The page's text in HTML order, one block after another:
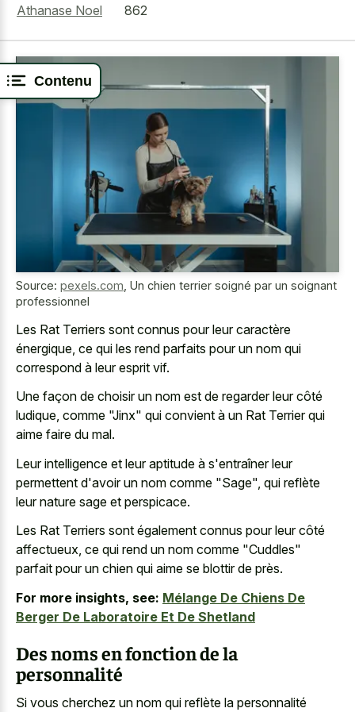
Contenu
Athanase Noel
862
Source: pexels.com Un chien terrier soigné par un soignant
professionnel
Les Rat Terriers sont connus pour leur caractère
énergique, ce qui les rend parfaits pour un nom qui
correspond à leur esprit vif.
Une façon de choisir un nom est de regarder leur côté
ludique, comme "Jinx" qui convient à un Rat Terrier qui
aime faire du mal.
Leur intelligence et leur aptitude à s'entraîner leur
permettent d'avoir un nom comme "Sage", qui reflète
leur nature sage et perspicace.
Les Rat Terriers sont également connus pour leur côté
affectueux, ce qui rend un nom comme "Cuddles"
parfait pour un chien qui aime se blottir de près.
For more insights, see: Mélange De Chiens De
Berger De Laboratoire Et De Shetland
Des noms en fonction de la
personnalité
Si vous cherchez un nom qui reflète la personnalité